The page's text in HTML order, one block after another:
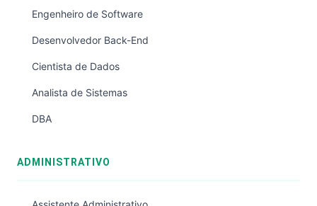
Engenheiro de Software
Desenvolvedor Back-End
Cientista de Dados
Analista de Sistemas
DBA
ADMINISTRATIVO